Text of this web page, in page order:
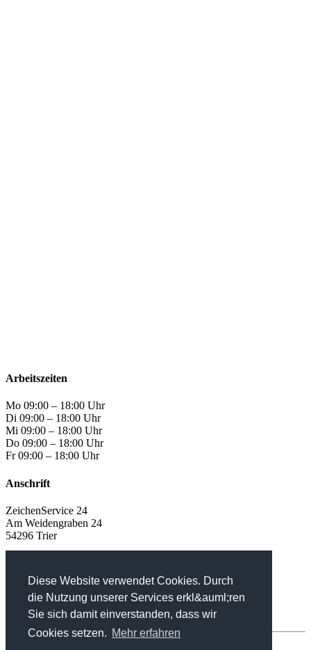
Diese Website verwendet Cookies. Durch
die Nutzung unserer Services erkl&auml;ren
Sie sich damit einverstanden, dass wir
Cookies setzen. Mehr erfahren
Arbeitszeiten
Mo 09:00 – 18:00 Uhr
Di 09:00 – 18:00 Uhr
Mi 09:00 – 18:00 Uhr
Do 09:00 – 18:00 Uhr
Fr 09:00 – 18:00 Uhr
Anschrift
ZeichenService 24
Am Weidengraben 24
54296 Trier
Tel 0651 / 30 89 378
info@zeichenservice24.de